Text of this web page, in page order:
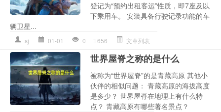
登记为“预约出租客运”性质，即7座及以
下乘用车。 安装具备行驶记录功能的车
辆卫星...
sj 01-01 0 656 文章列表
世界屋脊之称的是什么
被称为“世界屋脊”的是青藏高原 其他小
伙伴的相似问题： 青藏高原的海拔高度
是多少？ 世界屋脊在地理上有什么特
点？ 青藏高原有哪些著名景点？